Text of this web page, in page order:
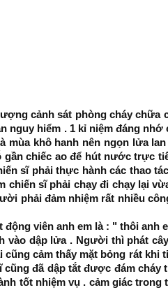
cảnh sát phòng cháy chữa
hiểm . 1 kỉ niệm đáng nhớ
khô hanh nên ngọn lửa
chiếc ao để hút nước trực
sĩ phải thực hành các thao
sĩ phải chạy đi chạy lại
phải đảm nhiệm rất nhiều
viên anh em là : " thôi anh
dập lửa . Người thì phát
cảm thấy mặt bỏng rát
đã dập tắt được đám cháy
tốt nhiệm vụ . cảm giác trong